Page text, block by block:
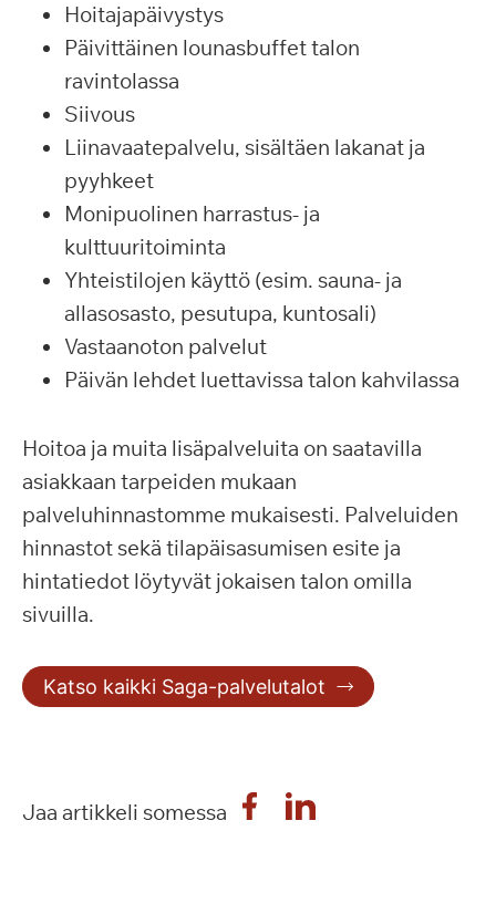
Hoitajapäivystys
Päivittäinen lounasbuffet talon
ravintolassa
Siivous
Liinavaatepalvelu, sisältäen lakanat ja
pyyhkeet
Monipuolinen harrastus- ja
kulttuuritoiminta
Yhteistilojen käyttö (esim. sauna- ja
allasosasto, pesutupa, kuntosali)
Vastaanoton palvelut
Päivän lehdet luettavissa talon kahvilassa
Hoitoa ja muita lisäpalveluita on saatavilla
asiakkaan tarpeiden mukaan
palveluhinnastomme mukaisesti. Palveluiden
hinnastot sekä tilapäisasumisen esite ja
hintatiedot löytyvät jokaisen talon omilla
sivuilla.
Katso kaikki Saga-palvelutalot
Jaa artikkeli somessa